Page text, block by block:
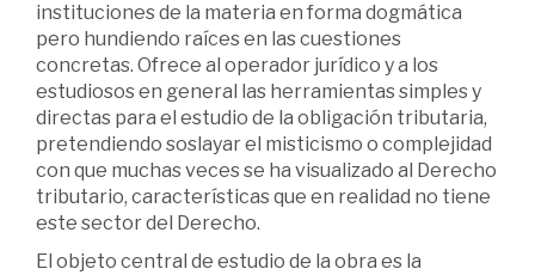
instituciones de la materia en forma dogmática
pero hundiendo raíces en las cuestiones
concretas. Ofrece al operador jurídico y a los
estudiosos en general las herramientas simples y
directas para el estudio de la obligación tributaria,
pretendiendo soslayar el misticismo o complejidad
con que muchas veces se ha visualizado al Derecho
tributario, características que en realidad no tiene
este sector del Derecho.
El objeto central de estudio de la obra es la